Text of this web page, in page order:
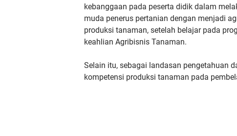
kebanggaan pada peserta didik dalam
muda penerus pertanian dengan menjadi
produksi tanaman, setelah belajar pada
keahlian Agribisnis Tanaman.
Selain itu, sebagai landasan pengetahuan
kompetensi produksi tanaman pada